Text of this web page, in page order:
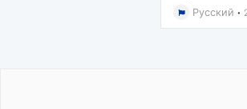
Русский •